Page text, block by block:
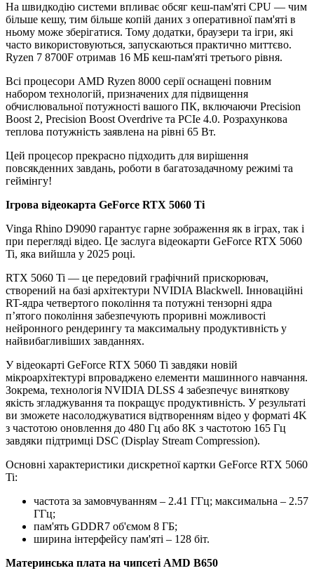
На швидкодію системи впливає обсяг кеш-пам'яті CPU — чим
більше кешу, тим більше копій даних з оперативної пам'яті в
ньому може зберігатися. Тому додатки, браузери та ігри, які
часто використовуються, запускаються практично миттєво.
Ryzen 7 8700F отримав 16 МБ кеш-пам'яті третього рівня.
Всі процесори AMD Ryzen 8000 серії оснащені повним
набором технологій, призначених для підвищення
обчислювальної потужності вашого ПК, включаючи Precision
Boost 2, Precision Boost Overdrive та PCIe 4.0. Розрахункова
теплова потужність заявлена на рівні 65 Вт.
Цей процесор прекрасно підходить для вирішення
повсякденних завдань, роботи в багатозадачному режимі та
геймінгу!
Ігрова відеокарта GeForce RTX 5060 Ti
Vinga Rhino D9090 гарантує гарне зображення як в іграх, так і
при перегляді відео. Це заслуга відеокарти GeForce RTX 5060
Ti, яка вийшла у 2025 році.
RTX 5060 Ti — це передовий графічний прискорювач,
створений на базі архітектури NVIDIA Blackwell. Інноваційні
RT-ядра четвертого покоління та потужні тензорні ядра
п’ятого покоління забезпечують проривні можливості
нейронного рендерингу та максимальну продуктивність у
найвибагливіших завданнях.
У відеокарті GeForce RTX 5060 Ti завдяки новій
мікроархітектурі впроваджено елементи машинного навчання.
Зокрема, технологія NVIDIA DLSS 4 забезпечує виняткову
якість згладжування та покращує продуктивність. У результаті
ви зможете насолоджуватися відтворенням відео у форматі 4K
з частотою оновлення до 480 Гц або 8K з частотою 165 Гц
завдяки підтримці DSC (Display Stream Compression).
Основні характеристики дискретної картки GeForce RTX 5060
Ti:
частота за замовчуванням – 2.41 ГГц; максимальна – 2.57
ГГц;
пам'ять GDDR7 об'ємом 8 ГБ;
ширина інтерфейсу пам'яті – 128 біт.
Материнська плата на чипсеті AMD B650